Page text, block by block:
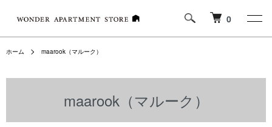
0
ホーム maarook（マルーク）
maarook（マルーク）